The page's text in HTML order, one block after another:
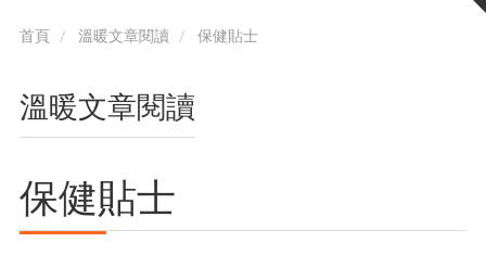
首頁 溫暖文章閱讀 保健貼士
溫暖文章閱讀
保健貼士